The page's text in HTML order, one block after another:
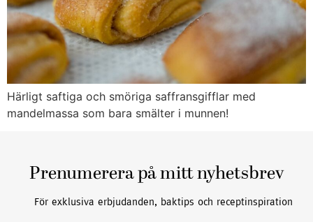
Härligt saftiga och smöriga saffransgifflar med
mandelmassa som bara smälter i munnen!
Prenumerera på mitt nyhetsbrev
För exklusiva erbjudanden, baktips och receptinspiration